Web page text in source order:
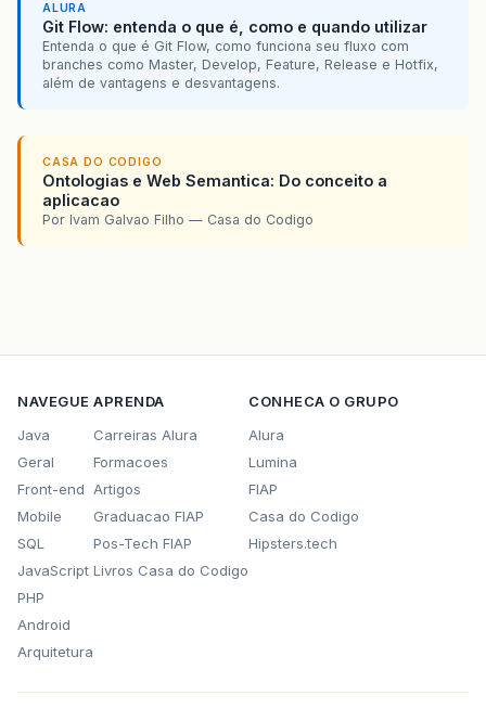
ALURA
Git Flow: entenda o que é, como e quando utilizar
Entenda o que é Git Flow, como funciona seu fluxo com
branches como Master, Develop, Feature, Release e Hotfix,
além de vantagens e desvantagens.
CASA DO CODIGO
Ontologias e Web Semantica: Do conceito a
aplicacao
Por Ivam Galvao Filho — Casa do Codigo
NAVEGUE
Java
Geral
Front-end
Mobile
SQL
JavaScript
PHP
Android
Arquitetura
APRENDA
Carreiras Alura
Formacoes
Artigos
Graduacao FIAP
Pos-Tech FIAP
Livros Casa do Codigo
CONHECA O GRUPO
Alura
Lumina
FIAP
Casa do Codigo
Hipsters.tech